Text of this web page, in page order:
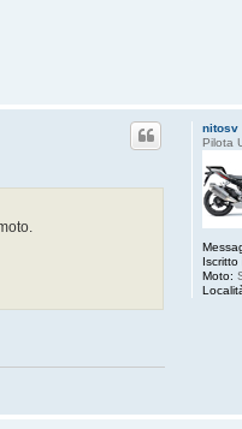
nitosv
Pilota
Iscritto
Moto: